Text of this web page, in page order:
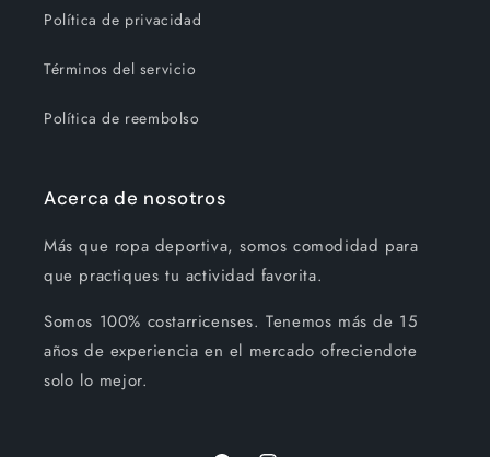
Política de privacidad
Términos del servicio
Política de reembolso
Acerca de nosotros
Más que ropa deportiva, somos comodidad para
que practiques tu actividad favorita.
Somos 100% costarricenses. Tenemos más de 15
años de experiencia en el mercado ofreciendote
solo lo mejor.